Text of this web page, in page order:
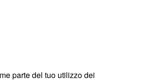
parte del tuo utilizzo dei